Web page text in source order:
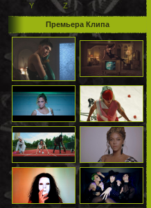
Y
Z
Премьера Клипа